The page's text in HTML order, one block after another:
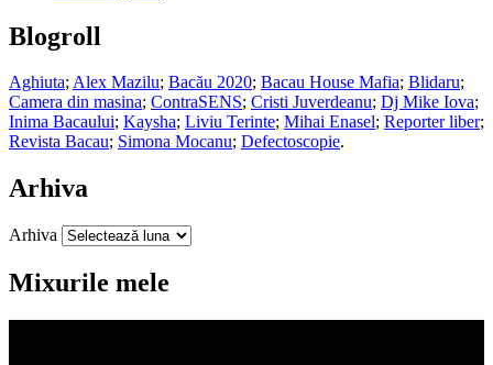
Blogroll
Aghiuta;Alex Mazilu; Bacău 2020; Bacau House Mafia; Blidaru;
Camera din masina; ContraSENS; Cristi Juverdeanu; Dj Mike Iova;
Inima Bacaului; Kaysha; Liviu Terinte; Mihai Enasel; Reporter liber;
Revista Bacau; Simona Mocanu; Defectoscopie.
Arhiva
Arhiva
Mixurile mele